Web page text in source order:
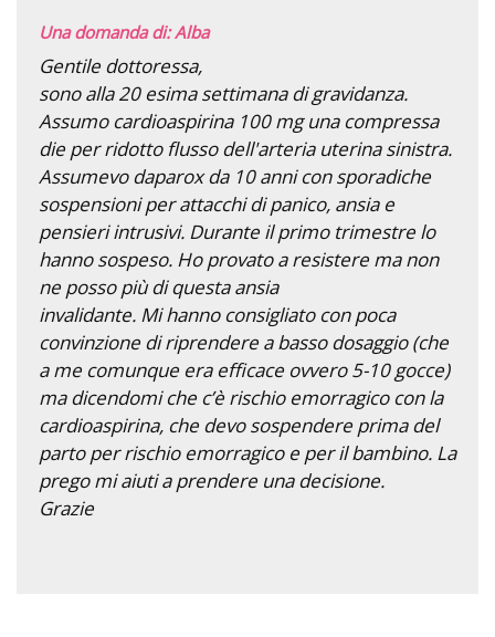
Una domanda di: Alba
Gentile dottoressa,
sono alla 20 esima settimana di gravidanza.
Assumo cardioaspirina 100 mg una compressa
die per ridotto flusso dell'arteria uterina sinistra.
Assumevo daparox da 10 anni con sporadiche
sospensioni per attacchi di panico, ansia e
pensieri intrusivi. Durante il primo trimestre lo
hanno sospeso. Ho provato a resistere ma non
ne posso più di questa ansia
invalidante. Mi hanno consigliato con poca
convinzione di riprendere a basso dosaggio (che
a me comunque era efficace ovvero 5-10 gocce)
ma dicendomi che c’è rischio emorragico con la
cardioaspirina, che devo sospendere prima del
parto per rischio emorragico e per il bambino. La
prego mi aiuti a prendere una decisione.
Grazie